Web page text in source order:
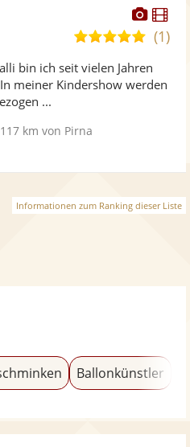
Fotos
5,0
5
(1)
bin ich seit vielen Jahren
meiner Kindershow werden
...
117 km von Pirna
Informationen zum Ranking dieser Liste
Ballonkünstler